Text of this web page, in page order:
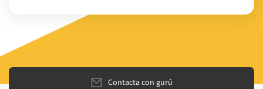
Contacta con gurú